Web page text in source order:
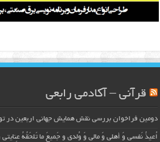
قرآنی – آکادمی رابعی
دومین فراخوان بررسی نقش همایش جهانی اربعین در
اُعیذُ نَفسی وَ أهلی وَ مالی وَ وُلدی و جَمیعَ ما تَلحَقُهُ